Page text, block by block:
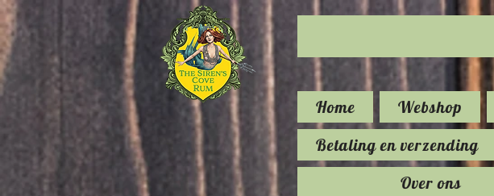
Home Webshop
Betaling en verzending
Over ons